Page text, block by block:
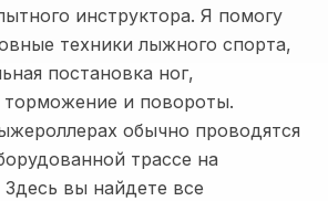
инструктора. Я помогу
техники лыжного спорта,
постановка ног,
торможение и повороты.
обычно проводятся
трассе на
вы найдете все